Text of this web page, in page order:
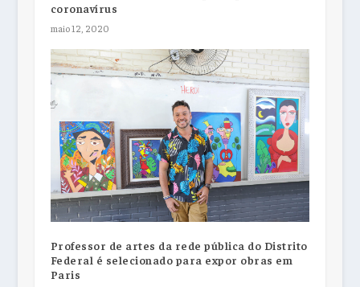
coronavírus
maio 12, 2020
Professor de artes da rede pública do Distrito
Federal é selecionado para expor obras em
Paris